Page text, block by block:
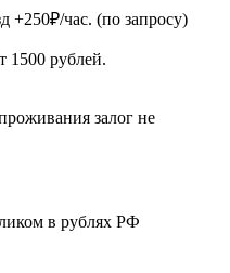
+250₽/час. (по запросу)
1500 рублей.
залог не
в рублях РФ